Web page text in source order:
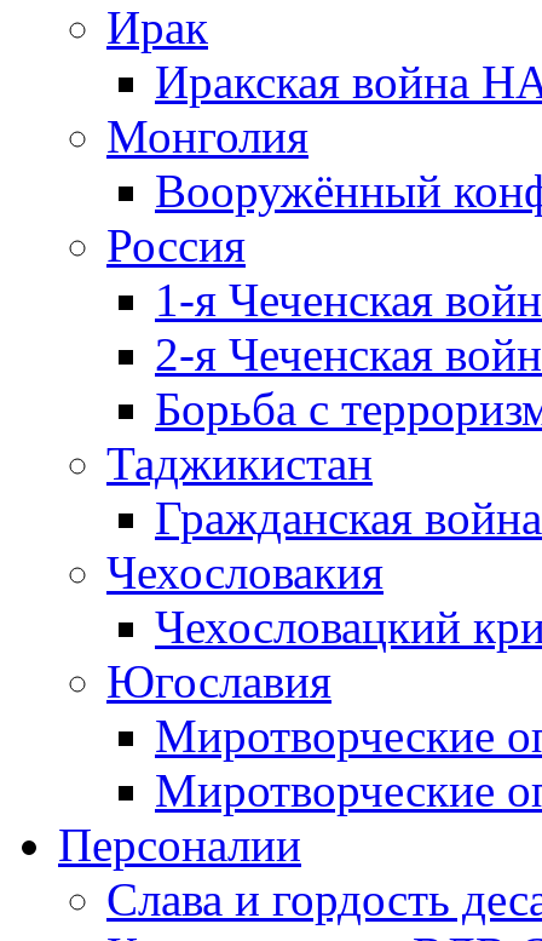
Ирак
Иракская война
Монголия
Вооружённый
Россия
1-я Чеченская
2-я Чеченская
Борьба с
Таджикистан
Гражданская
Чехословакия
Чехословацкий
Югославия
Миротворческие
Миротворческие
Персоналии
Слава и гордость